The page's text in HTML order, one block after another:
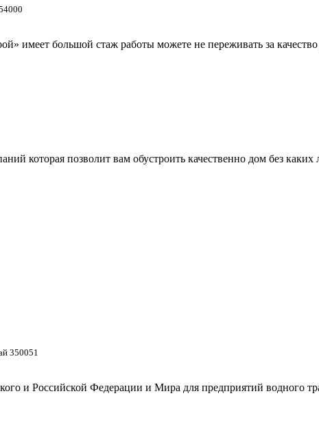
имеет большой стаж работы можете не переживать за
которая позволит вам обустроить качественно дом без
350051
и Российской Федерации и Мира для предприятий водного